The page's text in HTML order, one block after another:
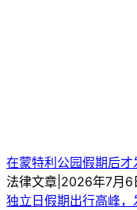
在蒙特利公园假期后才
法律文章|2026年7月6
独立日假期出行高峰，